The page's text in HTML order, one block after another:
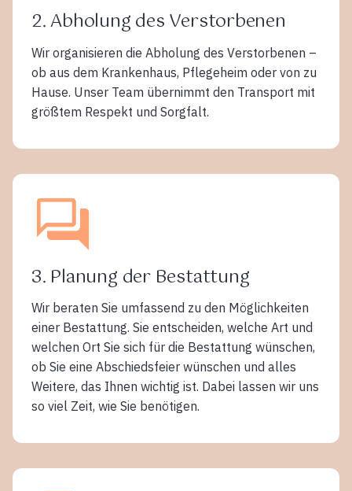
2. Abholung des Verstorbenen
Wir organisieren die Abholung des Verstorbenen –
ob aus dem Krankenhaus, Pflegeheim oder von zu
Hause. Unser Team übernimmt den Transport mit
größtem Respekt und Sorgfalt.
3. Planung der Bestattung
Wir beraten Sie umfassend zu den Möglichkeiten
einer Bestattung. Sie entscheiden, welche Art und
welchen Ort Sie sich für die Bestattung wünschen,
ob Sie eine Abschiedsfeier wünschen und alles
Weitere, das Ihnen wichtig ist. Dabei lassen wir uns
so viel Zeit, wie Sie benötigen.